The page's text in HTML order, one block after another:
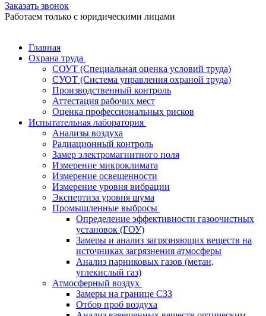
Заказать звонок
Работаем только с юридическими лицами
Главная
Охрана труда
СОУТ (Специальная оценка условий труда)
СУОТ (Система управления охраной труда)
Производственный контроль
Аттестация рабочих мест
Оценка профессиональных рисков
Испытательная лаборатория
Анализы воздуха
Радиационный контроль
Замер электромагнитного поля
Измерение микроклимата
Измерение освещенности
Измерение уровня вибрации
Экспертиза уровня шума
Промышленные выбросы
Определение эффективности газоочистных
установок (ГОУ)
Замеры и анализ загрязняющих веществ на
источниках загрязнения атмосферы
Анализ парниковых газов (метан,
углекислый газ)
Атмосферный воздух
Замеры на границе СЗЗ
Отбор проб воздуха